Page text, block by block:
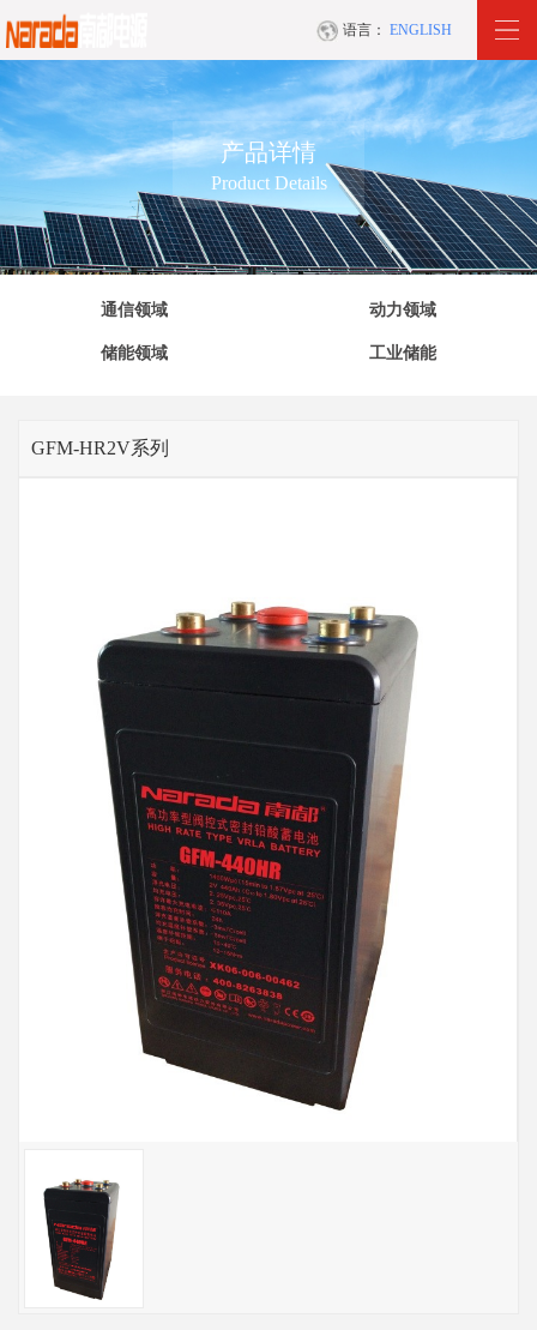
语言： ENGLISH
产品详情
Product Details
通信领域 动力领域
储能领域 工业储能
GFM-HR2V系列